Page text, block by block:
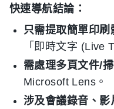
快速導航結論：
只需提取簡單印刷
「即時文字 (Live
需處理多頁文件/
Microsoft Lens。
涉及會議錄音、影